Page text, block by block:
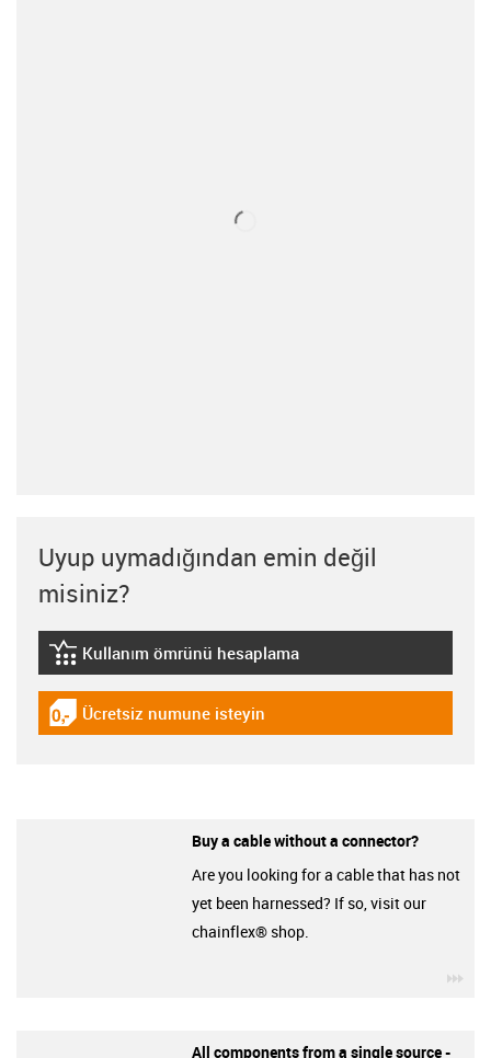
Uyup uymadığından emin değil
misiniz?
igus-icon-lebensdauerrechner
Kullanım ömrünü hesaplama
igus-icon-gratismuster
Ücretsiz numune isteyin
Buy a cable without a connector?
Are you looking for a cable that has not
yet been harnessed? If so, visit our
chainflex® shop.
All components from a single source -